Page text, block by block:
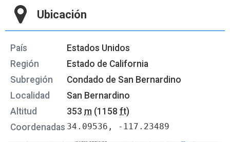
Ubicación
País
Estados Unidos
Región
Estado de California
Subregión
Condado de San Bernardino
Localidad
San Bernardino
Altitud
353 m (1158 ft)
Coordenadas 34.09536, -117.23489